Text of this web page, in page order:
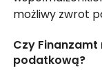
możliwy zwrot
Czy
podatkową?